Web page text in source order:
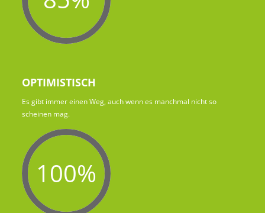
OPTIMISTISCH
Es gibt immer einen Weg, auch wenn es manchmal nicht so
scheinen mag.
100%